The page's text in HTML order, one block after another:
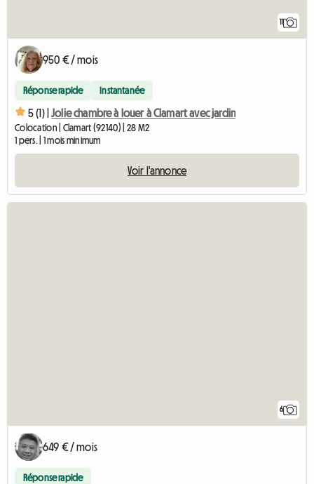
11
950 € / mois
Réponse rapide Instantanée
5 (1) | Jolie chambre à louer à Clamart avec jardin
Colocation | Clamart (92140) | 28 M2
1 pers. | 1 mois minimum
Voir l'annonce
6
649 € / mois
Réponse rapide